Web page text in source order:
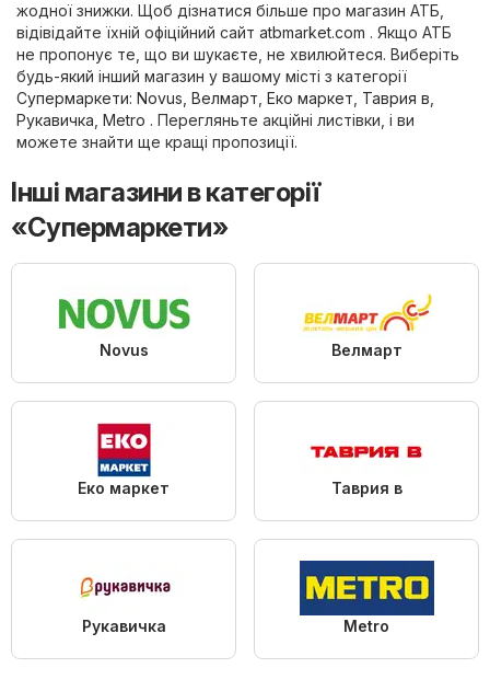
жодної знижки. Щоб дізнатися більше про магазин АТБ,
відівідайте їхній офіційний сайт atbmarket.com . Якщо АТБ
не пропонує те, що ви шукаєте, не хвилюйтеся. Виберіть
будь-який інший магазин у вашому місті з категорії
Супермаркети: Novus, Велмарт, Еко маркет, Таврия в,
Рукавичка, Metro . Перегляньте акційні листівки, і ви
можете знайти ще кращі пропозиції.
Інші магазини в категорії
«Супермаркети»
Novus Велмарт
Еко маркет Таврия в
Рукавичка Metro